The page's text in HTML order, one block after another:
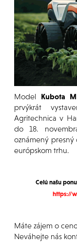
Model Kubota
prvýkrát
Agritechnica v
do 18.
oznámený
európskom trhu.
Celú našu
https://
Máte zájem o
Neváhejte nás